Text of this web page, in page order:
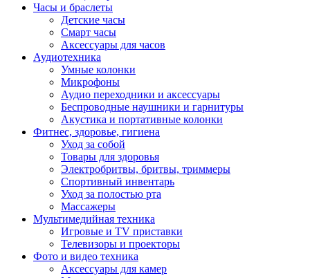
Часы и браслеты
Детские часы
Смарт часы
Аксессуары для часов
Аудиотехника
Умные колонки
Микрофоны
Аудио переходники и аксессуары
Беспроводные наушники и гарнитуры
Акустика и портативные колонки
Фитнес, здоровье, гигиена
Уход за собой
Товары для здоровья
Электробритвы, бритвы, триммеры
Спортивный инвентарь
Уход за полостью рта
Массажеры
Мультимедийная техника
Игровые и TV приставки
Телевизоры и проекторы
Фото и видео техника
Аксессуары для камер